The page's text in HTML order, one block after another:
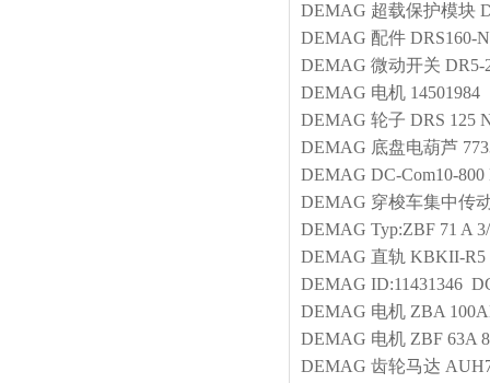
DEMAG 超载保护模块
DEMAG 配件 DRS160-
DEMAG 微动开关 DR5-
DEMAG 电机 14501984
DEMAG 轮子 DRS 125
DEMAG 底盘电葫芦
DEMAG DC-Com10-
DEMAG 穿梭车集中传
DEMAG Typ:ZBF 71 A
DEMAG 直轨 KBKII-R5
DEMAG ID:11431346
DEMAG 电机 ZBA
DEMAG 电机 ZBF 63A
DEMAG 齿轮马达